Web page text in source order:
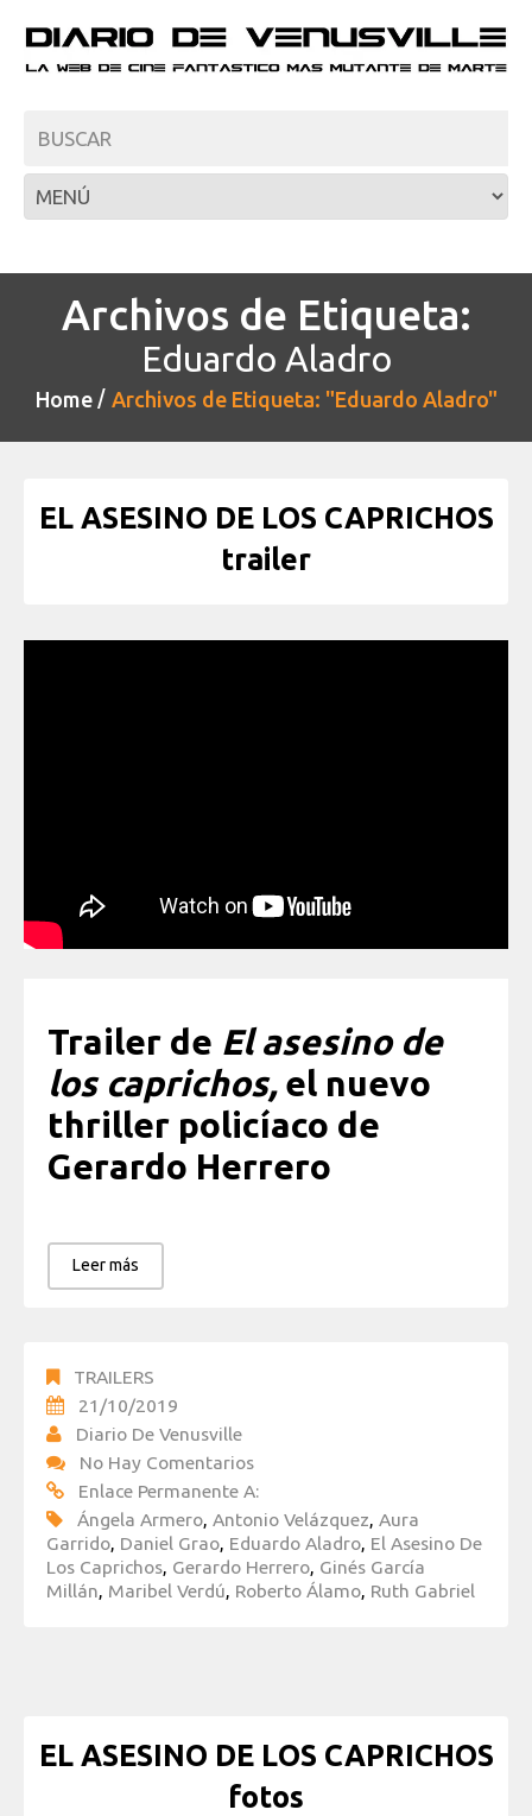
Archivos de Etiqueta:
Eduardo Aladro
Home Archivos de Etiqueta: "Eduardo Aladro"
EL ASESINO DE LOS CAPRICHOS
trailer
Trailer de El asesino de
los caprichos, el nuevo
thriller policíaco de
Gerardo Herrero
Leer más
TRAILERS
21/10/2019
Diario De Venusville
No Hay Comentarios
Enlace Permanente A:
Ángela Armero, Antonio Velázquez, Aura
Garrido, Daniel Grao, Eduardo Aladro, El Asesino De
Los Caprichos, Gerardo Herrero, Ginés García
Millán, Maribel Verdú, Roberto Álamo, Ruth Gabriel
EL ASESINO DE LOS CAPRICHOS
fotos